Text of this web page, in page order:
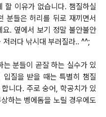
할 이유가 없습니다. 챔질하실
분들은 허리를 뒤로 재끼면서
요. 옆에서 보기 정말 불안불안
러다 낚시대 부러질라.. ^^;
는 분들이 곧잘 하는 실수가 있
질을 받을 때는 특별히 챔질
니다. 주로 숭어, 학공치가 있
하는 벵에돔을 노릴 경우에도